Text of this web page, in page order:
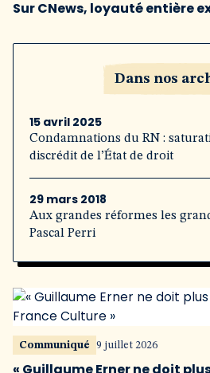
Sur CNews, loyauté entière
Dans nos
15 avril 2025
Condamnations du RN :
discrédit de l’État de droit
29 mars 2018
Aux grandes réformes les
Pascal Perri
Communiqué 9 juillet 2026